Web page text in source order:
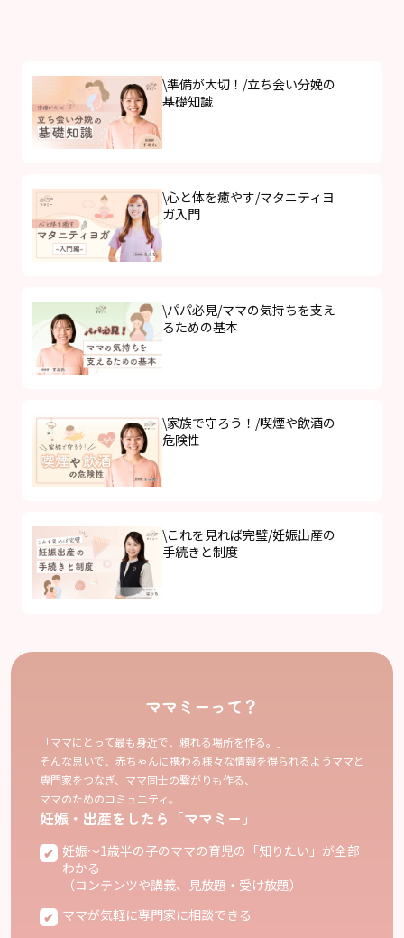
\準備が大切！/立ち会い分娩の
基礎知識
\心と体を癒やす/マタニティヨ
ガ入門
\パパ必見/ママの気持ちを支え
るための基本
\家族で守ろう！/喫煙や飲酒の
危険性
\これを見れば完璧/妊娠出産の
手続きと制度
ママミーって？
「ママにとって最も身近で、頼れる場所を作る。」
そんな思いで、赤ちゃんに携わる様々な情報を得られるようママと
専門家をつなぎ、ママ同士の繋がりも作る、
ママのためのコミュニティ。
妊娠・出産をしたら「ママミー」
妊娠〜1歳半の子のママの育児の「知りたい」が全部
わかる
（コンテンツや講義、見放題・受け放題）
ママが気軽に専門家に相談できる